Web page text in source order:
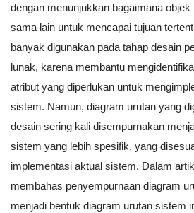
dengan menunjukkan bagaimana
sama lain untuk mencapai tujuan
banyak digunakan pada tahap desain
lunak, karena membantu
atribut yang diperlukan untuk
sistem. Namun, diagram urutan yang
desain sering kali disempurnakan
sistem yang lebih spesifik, yang
implementasi aktual sistem. Dalam
membahas penyempurnaan diagram
menjadi bentuk diagram urutan sistem